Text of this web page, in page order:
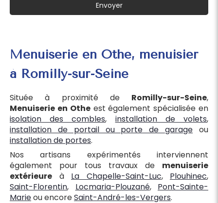
Envoyer
Menuiserie en Othe, menuisier
à Romilly-sur-Seine
Située à proximité de Romilly-sur-Seine,
Menuiserie en Otheest également spécialisée en
isolation des combles, installation de volets,
installation de portail ou porte de garage ou
installation de portes.
Nos artisans expérimentés interviennent
également pour tous travaux de menuiserie
extérieure à La Chapelle-Saint-Luc, Plouhinec,
Saint-Florentin, Locmaria-Plouzané, Pont-Sainte-
Marieou encoreSaint-André-les-Vergers.